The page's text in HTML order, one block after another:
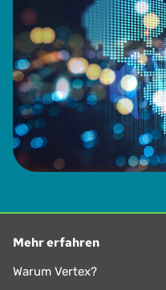
Mehr erfahren
Warum Vertex?